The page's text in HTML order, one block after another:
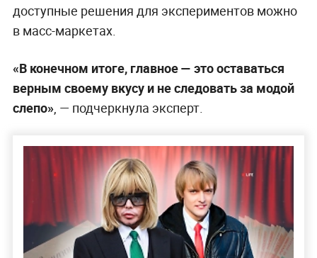
доступные решения для экспериментов можно
в масс-маркетах.
«В конечном итоге, главное — это оставаться
верным своему вкусу и не следовать за модой
слепо», — подчеркнула эксперт.